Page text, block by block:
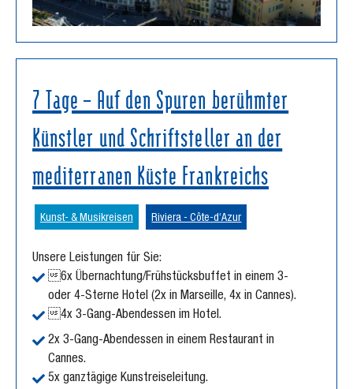
7 Tage – Auf den Spuren berühmter
Künstler und Schriftsteller an der
mediterranen Küste Frankreichs
Kunst- & Musikreisen Riviera - Côte-d‘Azur
Unsere Leistungen für Sie:
6x Übernachtung/Frühstücksbuffet in einem 3-
oder 4-Sterne Hotel (2x in Marseille, 4x in Cannes).
4x 3-Gang-Abendessen im Hotel.
2x 3-Gang-Abendessen in einem Restaurant in
Cannes.
5x ganztägige Kunstreiseleitung.